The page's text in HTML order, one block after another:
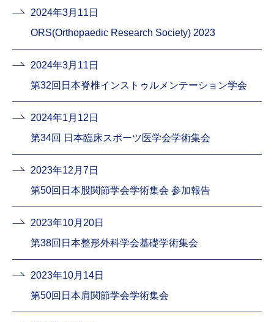
2024年3月11日
ORS(Orthopaedic Research Society) 2023
2024年3月11日
第32回日本脊椎インストゥルメンテーション学会
2024年1月12日
第34回 日本臨床スポーツ医学会学術集会
2023年12月7日
第50回日本股関節学会学術集会 参加報告
2023年10月20日
第38回日本整形外科学会基礎学術集会
2023年10月14日
第50回日本肩関節学会学術集会